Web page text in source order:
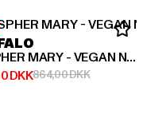
DKK
ZESPHER MARY - VEGAN NAPPA
DKKpris: 604,80 DKK
864,00 DKK